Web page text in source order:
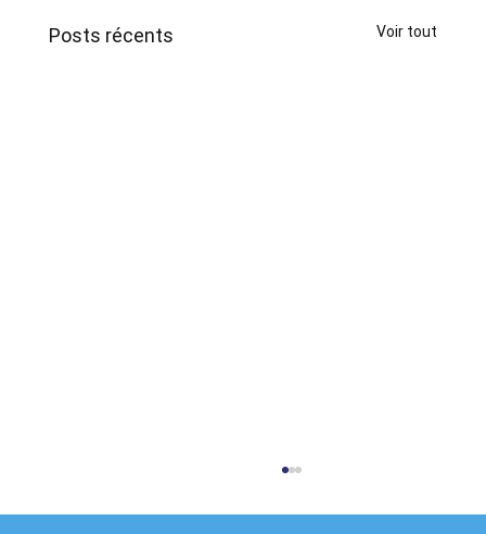
Posts récents Voir tout